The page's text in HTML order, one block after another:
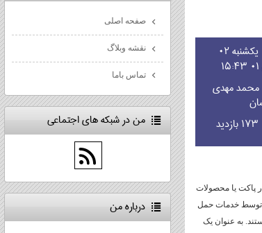
یکشنبه ۰۲
محمد مهدی
پاکت یا محصولات
توسط خدمات حمل
به عنوان یک
صفحه اصلی
نقشه وبلاگ
تماس باما
من در شبكه هاي اجتماعي
درباره من